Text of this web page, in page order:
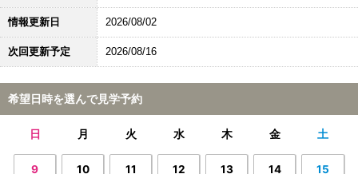
情報更新日 2026/08/02
次回更新予定 2026/08/16
希望日時を選んで見学予約
日 月 火 水 木 金 土
9 10 11 12 13 14 15